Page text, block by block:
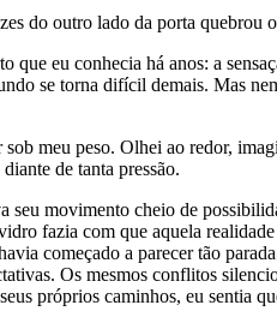
do outro lado da porta quebrou
eu conhecia há anos: a
se torna difícil demais. Mas
meu peso. Olhei ao redor,
de tanta pressão.
movimento cheio de
fazia com que aquela
começado a parecer tão
Os mesmos conflitos
próprios caminhos, eu sentia